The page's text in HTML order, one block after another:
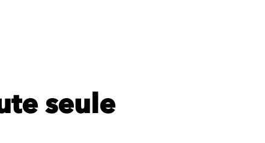
seule